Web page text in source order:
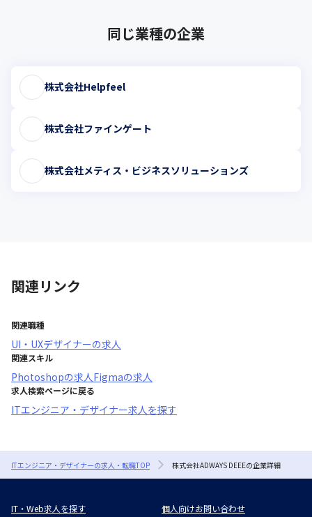
同じ業種の企業
株式会社Helpfeel
株式会社ファインゲート
株式会社メティス・ビジネスソリューションズ
関連リンク
関連職種
UI・UXデザイナーの求人
関連スキル
Photoshopの求人 Figmaの求人
求人検索ページに戻る
ITエンジニア・デザイナー求人を探す
ITエンジニア・デザイナーの求人・転職TOP 株式会社ADWAYS DEEEの企業詳細
IT・Web求人を探す 個人向けお問い合わせ